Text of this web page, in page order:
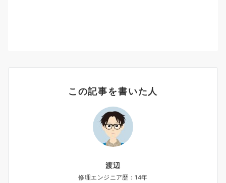
この記事を書いた人
渡辺
修理エンジニア歴：14年